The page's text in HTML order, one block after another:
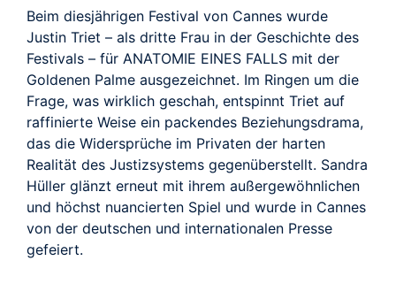
Beim diesjährigen Festival von Cannes wurde
Justin Triet – als dritte Frau in der Geschichte des
Festivals – für ANATOMIE EINES FALLS mit der
Goldenen Palme ausgezeichnet. Im Ringen um die
Frage, was wirklich geschah, entspinnt Triet auf
raffinierte Weise ein packendes Beziehungsdrama,
das die Widersprüche im Privaten der harten
Realität des Justizsystems gegenüberstellt. Sandra
Hüller glänzt erneut mit ihrem außergewöhnlichen
und höchst nuancierten Spiel und wurde in Cannes
von der deutschen und internationalen Presse
gefeiert.